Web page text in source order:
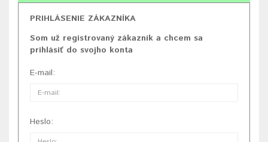
PRIHLÁSENIE ZÁKAZNÍKA
Som už registrovaný zákazník a chcem sa
prihlásiť do svojho konta
E-mail:
Heslo: